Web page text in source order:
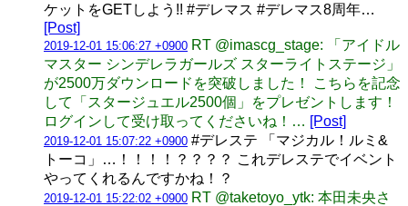
ケットをGETしよう!! #デレマス #デレマス8周年…
[Post]
2019-12-01 15:06:27 +0900 RT @imascg_stage: 「アイドル
マスター シンデレラガールズ スターライトステージ」
が2500万ダウンロードを突破しました！ こちらを記念
して「スタージュエル2500個」をプレゼントします！
ログインして受け取ってくださいね！… [Post]
2019-12-01 15:07:22 +0900 #デレステ 「マジカル！ルミ&
トーコ」…！！！！？？？？ これデレステでイベント
やってくれるんですかね！？
2019-12-01 15:22:02 +0900 RT @taketoyo_ytk: 本田未央さ